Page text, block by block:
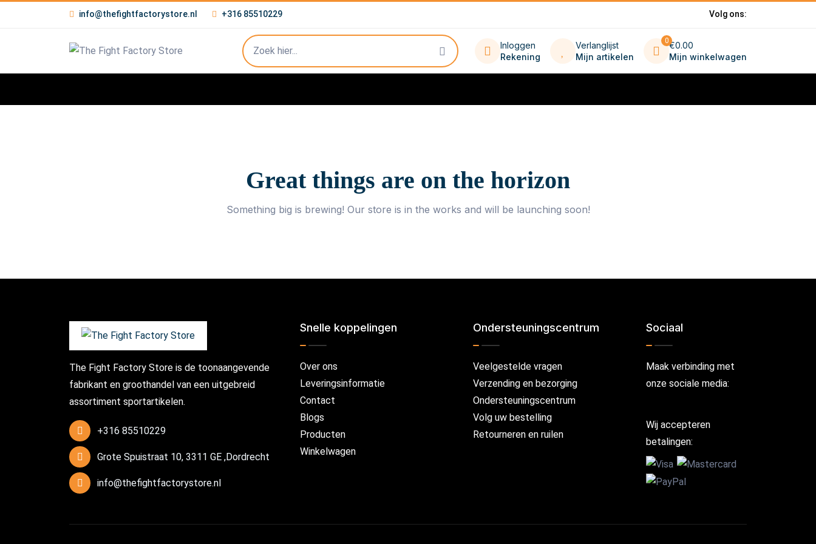
info@thefightfactorystore.nl +316 85510229 Volg ons:
Inloggen
Rekening
Verlanglijst
Mijn artikelen
0€0.00
Mijn winkelwagen
Great things are on the horizon
Something big is brewing! Our store is in the works and will be launching soon!
The Fight Factory Store is de toonaangevende
fabrikant en groothandel van een uitgebreid
assortiment sportartikelen.
+316 85510229
Grote Spuistraat 10, 3311 GE ,Dordrecht
info@thefightfactorystore.nl
Snelle koppelingen
Over ons
Leveringsinformatie
Contact
Blogs
Producten
Winkelwagen
Ondersteuningscentrum
Veelgestelde vragen
Verzending en bezorging
Ondersteuningscentrum
Volg uw bestelling
Retourneren en ruilen
Sociaal
Maak verbinding met
onze sociale media:
Wij accepteren
betalingen: